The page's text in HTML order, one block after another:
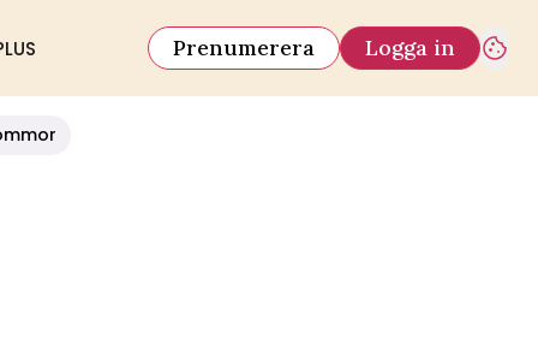
Prenumerera Logga in